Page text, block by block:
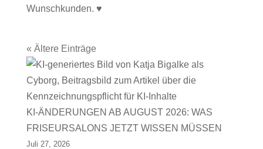
Wunschkunden. ♥
« Ältere Einträge
KI-ÄNDERUNGEN AB AUGUST 2026: WAS
FRISEURSALONS JETZT WISSEN MÜSSEN
Juli 27, 2026